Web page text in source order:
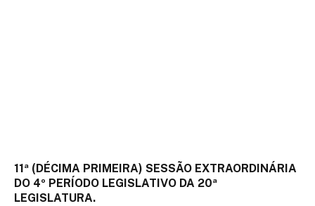
11ª (DÉCIMA PRIMEIRA) SESSÃO EXTRAORDINÁRIA
DO 4º PERÍODO LEGISLATIVO DA 20ª
LEGISLATURA.